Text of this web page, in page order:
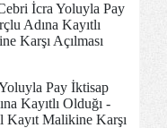
İcra Yoluyla Pay
Adına Kayıtlı
Karşı Açılması
Pay İktisap
Kayıtlı Olduğı -
Kayıt Malikine Karşı